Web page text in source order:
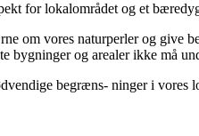
for lokalområdet og et
om vores naturperler og give
bygninger og arealer ikke må
begræns- ninger i vores